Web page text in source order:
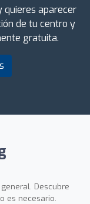
quieres aparecer
de tu centro y
gratuita.
Descubre
es necesario.